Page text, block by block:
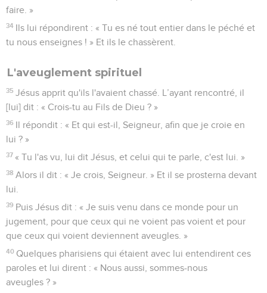
faire. »
34 Ils lui répondirent : « Tu es né tout entier dans le péché et
tu nous enseignes ! » Et ils le chassèrent.
L'aveuglement spirituel
35 Jésus apprit qu'ils l'avaient chassé. L’ayant rencontré, il
[lui] dit : « Crois-tu au Fils de Dieu ? »
36 Il répondit : « Et qui est-il, Seigneur, afin que je croie en
lui ? »
37 « Tu l'as vu, lui dit Jésus, et celui qui te parle, c'est lui. »
38 Alors il dit : « Je crois, Seigneur. » Et il se prosterna devant
lui.
39 Puis Jésus dit : « Je suis venu dans ce monde pour un
jugement, pour que ceux qui ne voient pas voient et pour
que ceux qui voient deviennent aveugles. »
40 Quelques pharisiens qui étaient avec lui entendirent ces
paroles et lui dirent : « Nous aussi, sommes-nous
aveugles ? »